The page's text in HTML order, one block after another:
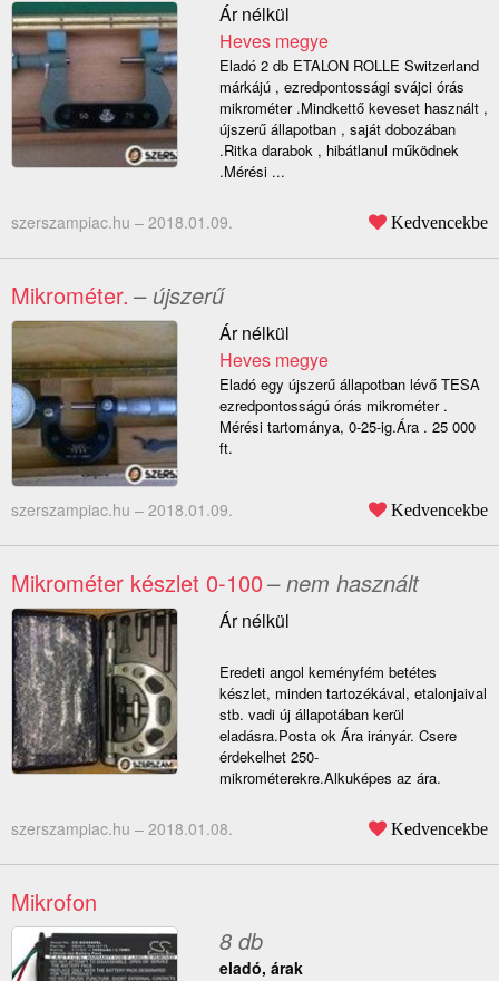
Ár nélkül
Heves megye
Eladó 2 db ETALON ROLLE Switzerland
márkájú , ezredpontossági svájci órás
mikrométer .Mindkettő keveset használt ,
újszerű állapotban , saját dobozában
.Ritka darabok , hibátlanul működnek
.Mérési ...
szerszampiac.hu – 2018.01.09. Kedvencekbe
Mikrométer. – újszerű
Ár nélkül
Heves megye
Eladó egy újszerű állapotban lévő TESA
ezredpontosságú órás mikrométer .
Mérési tartománya, 0-25-ig.Ára . 25 000
ft.
szerszampiac.hu – 2018.01.09. Kedvencekbe
Mikrométer készlet 0-100– nem használt
Ár nélkül
Eredeti angol keményfém betétes
készlet, minden tartozékával, etalonjaival
stb. vadi új állapotában kerül
eladásra.Posta ok Ára irányár. Csere
érdekelhet 250-
mikrométerekre.Alkuképes az ára.
szerszampiac.hu – 2018.01.08. Kedvencekbe
Mikrofon
8 db
eladó, árak